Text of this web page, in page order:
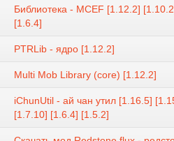
Библиотека - MCEF [1.12.2]
[1.6.4]
PTRLib - ядро [1.12.2]
Multi Mob Library (core) [1.12.2]
iChunUtil - ай чан утил [1.16.5]
[1.7.10] [1.6.4] [1.5.2]